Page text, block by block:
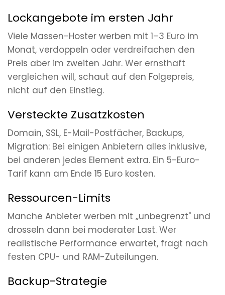
Lockangebote im ersten Jahr
Viele Massen-Hoster werben mit 1–3 Euro im
Monat, verdoppeln oder verdreifachen den
Preis aber im zweiten Jahr. Wer ernsthaft
vergleichen will, schaut auf den Folgepreis,
nicht auf den Einstieg.
Versteckte Zusatzkosten
Domain, SSL, E-Mail-Postfächer, Backups,
Migration: Bei einigen Anbietern alles inklusive,
bei anderen jedes Element extra. Ein 5-Euro-
Tarif kann am Ende 15 Euro kosten.
Ressourcen-Limits
Manche Anbieter werben mit „unbegrenzt" und
drosseln dann bei moderater Last. Wer
realistische Performance erwartet, fragt nach
festen CPU- und RAM-Zuteilungen.
Backup-Strategie